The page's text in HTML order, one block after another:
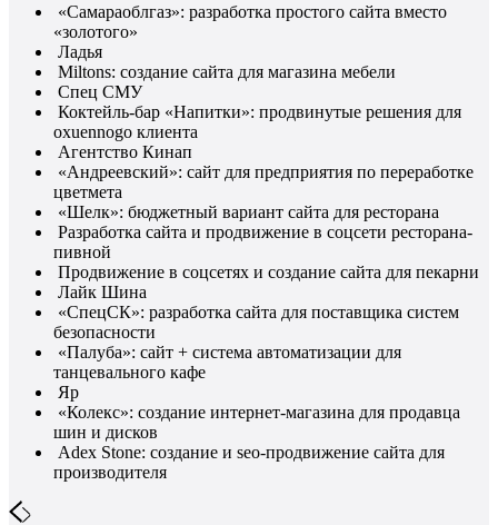
«Самараоблгаз»: разработка простого сайта вместо
«золотого»
Ладья
Miltons: создание сайта для магазина мебели
Спец СМУ
Коктейль-бар «Напитки»: продвинутые решения для
oxuennogo клиента
Агентство Кинап
«Андреевский»: сайт для предприятия по переработке
цветмета
«Шелк»: бюджетный вариант сайта для ресторана
Разработка сайта и продвижение в соцсети ресторана-
пивной
Продвижение в соцсетях и создание сайта для пекарни
Лайк Шина
«СпецСК»: разработка сайта для поставщика систем
безопасности
«Палуба»: сайт + система автоматизации для
танцевального кафе
Яр
«Колекс»: создание интернет-магазина для продавца
шин и дисков
Adex Stone: создание и seo-продвижение сайта для
производителя